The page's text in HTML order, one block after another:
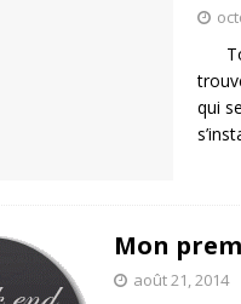
qui
Mon
août 21, 2014